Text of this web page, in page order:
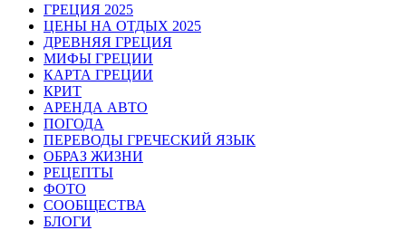
ГРЕЦИЯ 2025
ЦЕНЫ НА ОТДЫХ 2025
ДРЕВНЯЯ ГРЕЦИЯ
МИФЫ ГРЕЦИИ
КАРТА ГРЕЦИИ
КРИТ
АРЕНДА АВТО
ПОГОДА
ПЕРЕВОДЫ ГРЕЧЕСКИЙ ЯЗЫК
ОБРАЗ ЖИЗНИ
РЕЦЕПТЫ
ФОТО
СООБЩЕСТВА
БЛОГИ